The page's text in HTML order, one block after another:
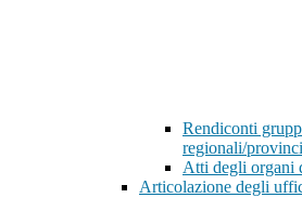
Rendiconti
regionali/
Atti degli organi
Articolazione degli